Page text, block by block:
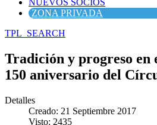
NUEVOS SOCIOS
ZONA PRIVADA
TPL_SEARCH
Tradición y progreso en
150 aniversario del
Detalles
Creado: 21 Septiembre 2017
Visto: 2435